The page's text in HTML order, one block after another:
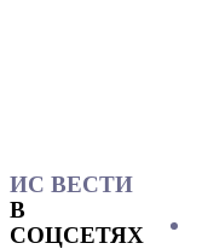
ИС ВЕСТИ
В
СОЦСЕТЯХ